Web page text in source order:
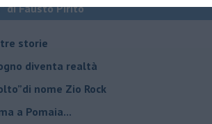
di Fausto Pirìto
storie
diventa realtà
nome Zio Rock
a Pomaia...